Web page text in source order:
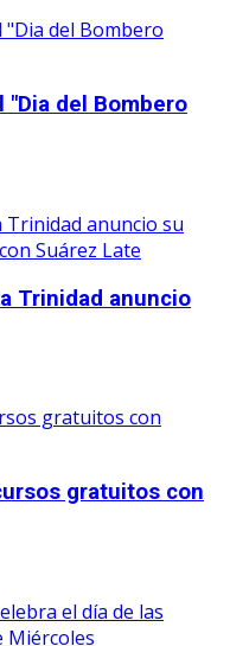
"Dia del Bombero
Trinidad anuncio
gratuitos con